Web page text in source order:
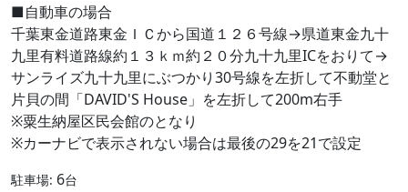
■自動車の場合
千葉東金道路東金ＩＣから国道１２６号線→県道東金九十
九里有料道路線約１３ｋｍ約２０分九十九里ICをおりて→
サンライズ九十九里にぶつかり30号線を左折して不動堂と
片貝の間「DAVID'S House」を左折して200m右手
※粟生納屋区民会館のとなり
※カーナビで表示されない場合は最後の29を21で設定
駐車場: 6台